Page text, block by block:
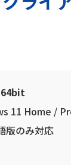
11 Home /
版のみ対応